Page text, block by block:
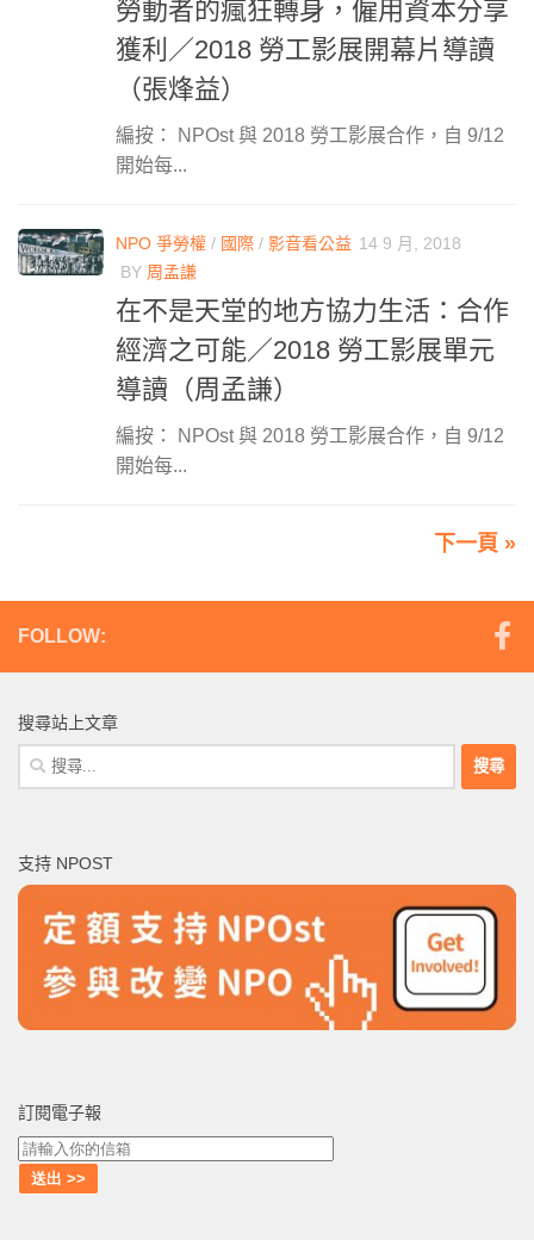
勞動者的瘋狂轉身，僱用資本分享
獲利／2018 勞工影展開幕片導讀
（張烽益）
編按： NPOst 與 2018 勞工影展合作，自 9/12
開始每...
NPO 爭勞權 / 國際 / 影音看公益 14 9 月, 2018
BY 周孟謙
在不是天堂的地方協力生活：合作
經濟之可能／2018 勞工影展單元
導讀（周孟謙）
編按： NPOst 與 2018 勞工影展合作，自 9/12
開始每...
下一頁 »
FOLLOW:
搜尋站上文章
搜
尋
字:
支持 NPOST
訂閱電子報